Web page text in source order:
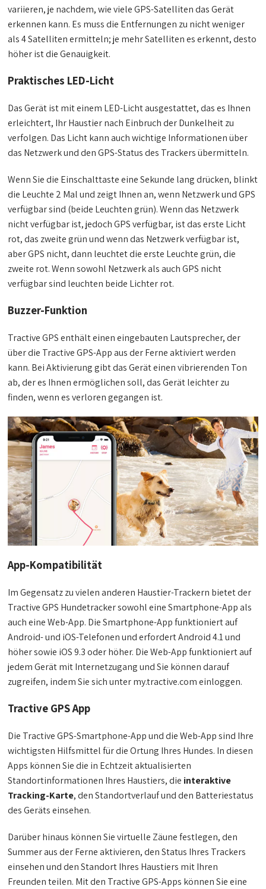
variieren, je nachdem, wie viele GPS-Satelliten das Gerät
erkennen kann. Es muss die Entfernungen zu nicht weniger
als 4 Satelliten ermitteln; je mehr Satelliten es erkennt, desto
höher ist die Genauigkeit.
Praktisches LED-Licht
Das Gerät ist mit einem LED-Licht ausgestattet, das es Ihnen
erleichtert, Ihr Haustier nach Einbruch der Dunkelheit zu
verfolgen. Das Licht kann auch wichtige Informationen über
das Netzwerk und den GPS-Status des Trackers übermitteln.
Wenn Sie die Einschalttaste eine Sekunde lang drücken, blinkt
die Leuchte 2 Mal und zeigt Ihnen an, wenn Netzwerk und GPS
verfügbar sind (beide Leuchten grün). Wenn das Netzwerk
nicht verfügbar ist, jedoch GPS verfügbar, ist das erste Licht
rot, das zweite grün und wenn das Netzwerk verfügbar ist,
aber GPS nicht, dann leuchtet die erste Leuchte grün, die
zweite rot. Wenn sowohl Netzwerk als auch GPS nicht
verfügbar sind leuchten beide Lichter rot.
Buzzer-Funktion
Tractive GPS enthält einen eingebauten Lautsprecher, der
über die Tractive GPS-App aus der Ferne aktiviert werden
kann. Bei Aktivierung gibt das Gerät einen vibrierenden Ton
ab, der es Ihnen ermöglichen soll, das Gerät leichter zu
finden, wenn es verloren gegangen ist.
App-Kompatibilität
Im Gegensatz zu vielen anderen Haustier-Trackern bietet der
Tractive GPS Hundetracker sowohl eine Smartphone-App als
auch eine Web-App. Die Smartphone-App funktioniert auf
Android- und iOS-Telefonen und erfordert Android 4.1 und
höher sowie iOS 9.3 oder höher. Die Web-App funktioniert auf
jedem Gerät mit Internetzugang und Sie können darauf
zugreifen, indem Sie sich unter my.tractive.com einloggen.
Tractive GPS App
Die Tractive GPS-Smartphone-App und die Web-App sind Ihre
wichtigsten Hilfsmittel für die Ortung Ihres Hundes. In diesen
Apps können Sie die in Echtzeit aktualisierten
Standortinformationen Ihres Haustiers, die interaktive
Tracking-Karte, den Standortverlauf und den Batteriestatus
des Geräts einsehen.
Darüber hinaus können Sie virtuelle Zäune festlegen, den
Summer aus der Ferne aktivieren, den Status Ihres Trackers
einsehen und den Standort Ihres Haustiers mit Ihren
Freunden teilen. Mit den Tractive GPS-Apps können Sie eine